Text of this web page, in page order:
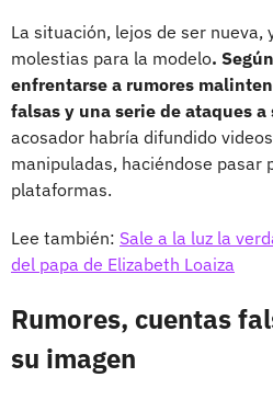
La situación, lejos de ser nueva,
molestias para la modelo.
enfrentarse a rumores
falsas y una serie de ataques a
acosador habría difundido
manipuladas, haciéndose pasar
plataformas.
Lee también: Sale a la luz la
del papa de Elizabeth Loaiza
Rumores, cuentas
su imagen